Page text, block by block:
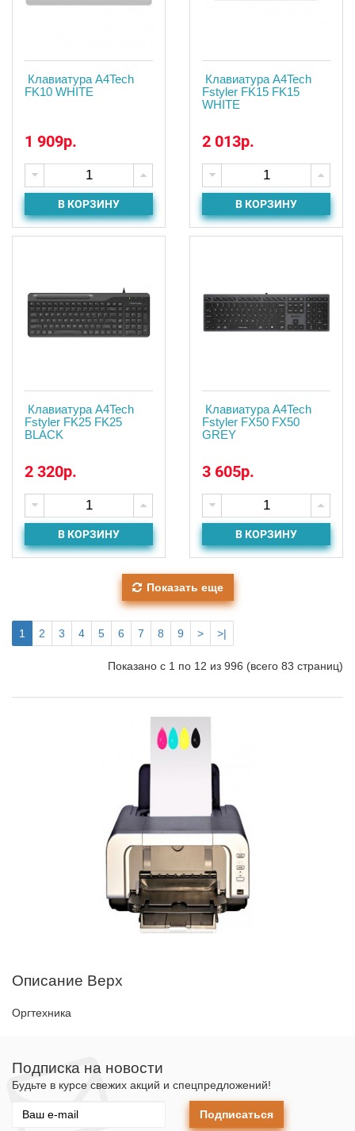
Клавиатура A4Tech
FK10 WHITE
1 909р.
В КОРЗИНУ
Клавиатура A4Tech
Fstyler FK15 FK15
WHITE
2 013р.
В КОРЗИНУ
Клавиатура A4Tech
Fstyler FK25 FK25
BLACK
2 320р.
В КОРЗИНУ
Клавиатура A4Tech
Fstyler FX50 FX50
GREY
3 605р.
В КОРЗИНУ
Показать еще
1 2 3 4 5 6 7 8 9 > >|
Показано с 1 по 12 из 996 (всего 83 страниц)
Описание Верх
Оргтехника
Подписка на новости
Будьте в курсе свежих акций и спецпредложений!
Подписаться